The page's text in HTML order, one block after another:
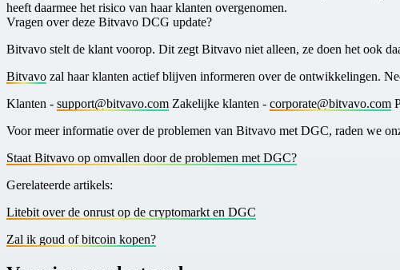
heeft daarmee het risico van haar klanten overgenomen.
Vragen over deze Bitvavo DCG update?
Bitvavo stelt de klant voorop. Dit zegt Bitvavo niet alleen, ze doen het ook
B itvavo zal haar klanten actief blijven informeren over de ontwikkelingen.
Klanten - support@bitvavo.com Zakelijke klanten - corporate@bitvavo.com
V oor meer informatie over de problemen van Bitvavo met DGC, raden we
S taat Bitvavo op omvallen door de problemen met DGC?
G erelateerde artikels:
L itebit over de onrust op de cryptomarkt en DGC
Z al ik goud of bitcoin kopen?